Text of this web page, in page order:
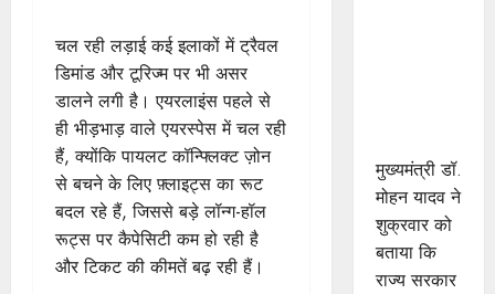
चल रही लड़ाई कई इलाकों में ट्रैवल
डिमांड और टूरिज्म पर भी असर
डालने लगी है। एयरलाइंस पहले से
ही भीड़भाड़ वाले एयरस्पेस में चल रही
हैं, क्योंकि पायलट कॉन्फ्लिक्ट ज़ोन
से बचने के लिए फ़्लाइट्स का रूट
बदल रहे हैं, जिससे बड़े लॉन्ग-हॉल
रूट्स पर कैपेसिटी कम हो रही है
और टिकट की कीमतें बढ़ रही हैं।
मुख्यमंत्री डॉ.
मोहन यादव ने
शुक्रवार को
बताया कि
राज्य सरकार